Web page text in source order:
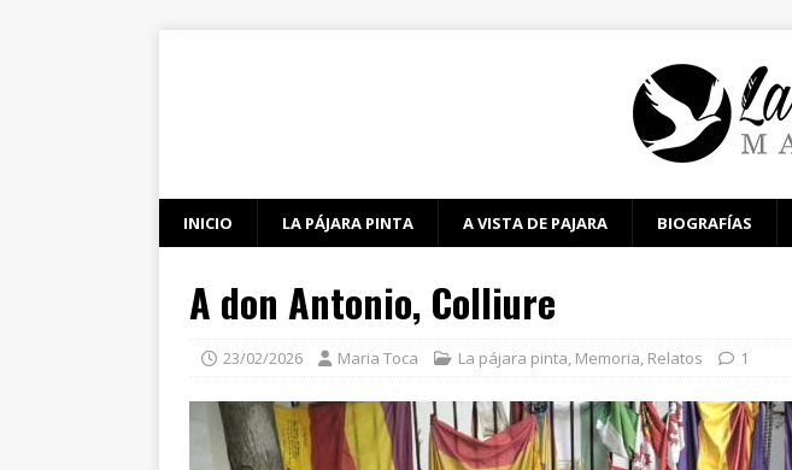
INICIO LA PÁJARA PINTA A VISTA DE PAJARA BIOGRAFÍAS
A don Antonio, Colliure
23/02/2026 Maria Toca La pájara pinta, Memoria, Relatos 1